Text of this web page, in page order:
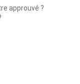
approuvé ?